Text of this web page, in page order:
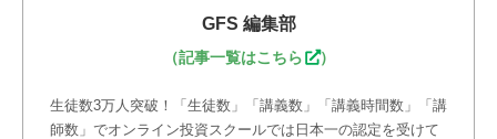
GFS 編集部
（記事一覧はこちら ）
生徒数3万人突破！「生徒数」「講義数」「講義時間数」「講
師数」でオンライン投資スクールでは日本一の認定を受けて